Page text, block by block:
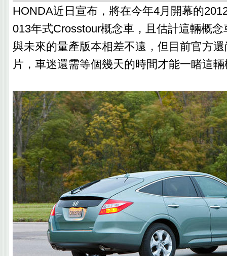
HONDA近日宣布，將在今年4月開幕的
013年式Crosstour概念車，且估計這輛概
與未來的量產版本相差不遠，但目前官方
片，車迷還需等個幾天的時間才能一睹這